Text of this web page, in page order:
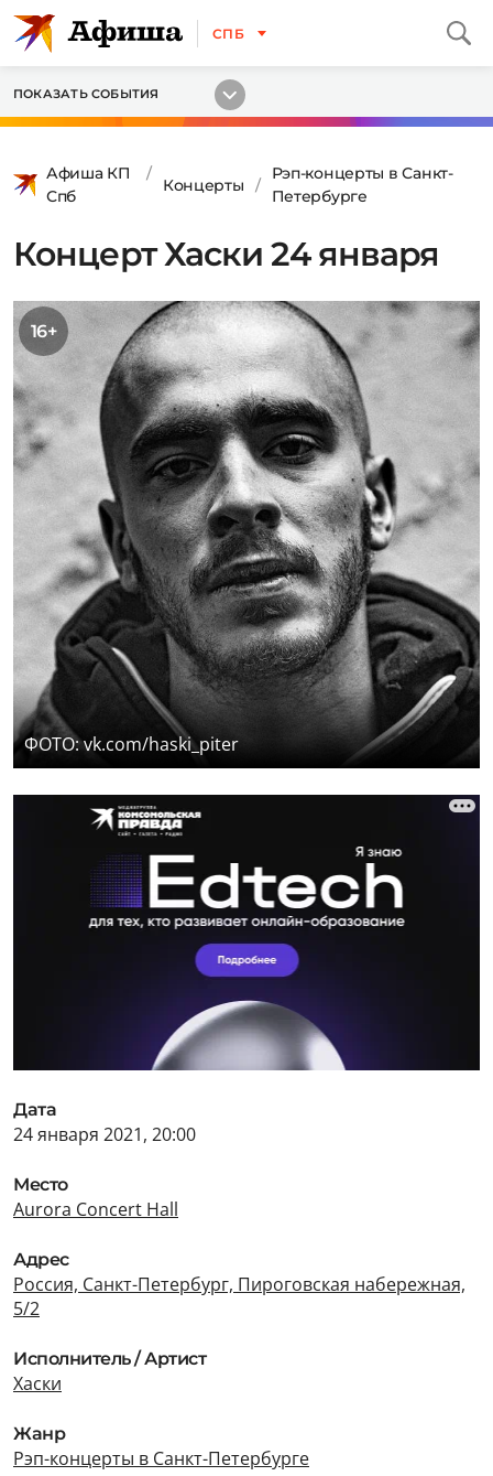
СПБ
ПОКАЗАТЬ СОБЫТИЯ
Афиша КП
Спб
Концерты
Рэп-концерты в Санкт-
Петербурге
Концерт Хаски 24 января
16+
ФОТО: vk.com/haski_piter
Дата
24 января 2021, 20:00
Место
Aurora Concert Hall
Адрес
Россия, Санкт-Петербург, Пироговская набережная,
5/2
Исполнитель / Артист
Хаски
Жанр
Рэп-концерты в Санкт-Петербурге